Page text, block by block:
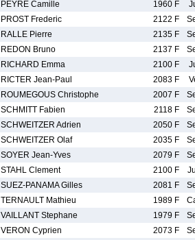
PEYRE Camille 1960 F
PROST Frederic 2122 F
RALLE Pierre 2135 F
REDON Bruno 2137 F
RICHARD Emma 2100 F
RICTER Jean-Paul 2083 F
ROUMEGOUS Christophe 2007 F
SCHMITT Fabien 2118 F
SCHWEITZER Adrien 2050 F
SCHWEITZER Olaf 2035 F
SOYER Jean-Yves 2079 F
STAHL Clement 2100 F
SUEZ-PANAMA Gilles 2081 F
TERNAULT Mathieu 1989 F
VAILLANT Stephane 1979 F
VERON Cyprien 2073 F